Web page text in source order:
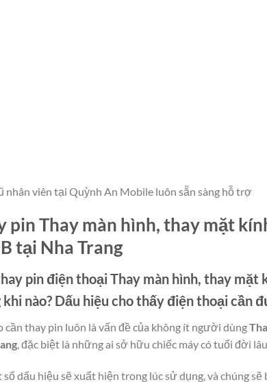
nhân viên tại Quỳnh An Mobile luôn sẵn sàng hỗ trợ
pin Thay màn hình, thay mặt
tại Nha Trang
pin điện thoạiThay màn hình, thay mặt
khi nào? Dấu hiệu cho thấy điện thoại cần
cần thay pin luôn là vấn đề của không ít người dùng
, đặc biệt là những ai sở hữu chiếc máy có tuổi đời
số dấu hiệu sẽ xuất hiện trong lúc sử dụng, và chúng sẽ